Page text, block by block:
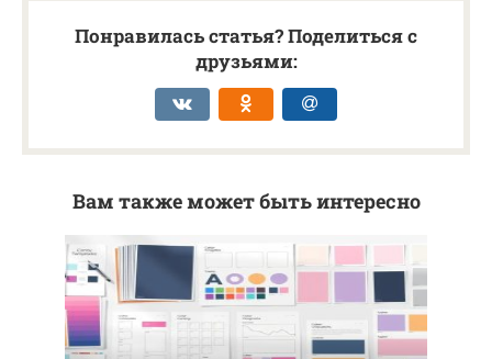
Понравилась статья? Поделиться с
друзьями:
Вам также может быть интересно